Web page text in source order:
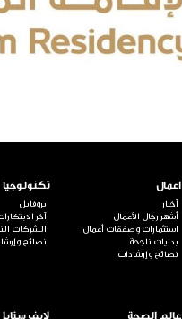
اعمال
أخبار
أشهر رجال الأعمال
استثمارات وصفقات أعمال
بدايات ناجحة
نصائح وإرشادات
تكنولوجيا
بروفايل
آخر
الشركات
نصائح
عالم الصحة لايف